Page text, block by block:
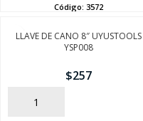
Código: 3572
LLAVE DE CANO 8″ UYUSTOOLS
YSP008
$257
AÑADIR